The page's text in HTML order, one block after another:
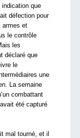
indication que
défection pour
armes et
le contrôle
les
déclaré que
le
une
La semaine
combattant
été capturé
mal tourné, et il